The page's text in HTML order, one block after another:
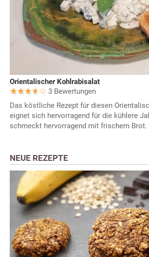
Orientalischer Kohlrabisalat
3 Bewertungen
Das köstliche Rezept für diesen
eignet sich hervorragend für die kühlere
schmeckt hervorragend mit frischem Brot.
NEUE REZEPTE